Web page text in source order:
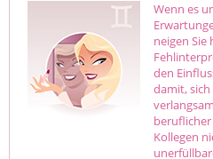
Wenn es
neigen Sie
den
damit,
Kollegen